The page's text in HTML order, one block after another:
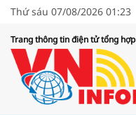
Thứ sáu 07/08/2026 01:23
Trang thông tin điện tử tổng hợp